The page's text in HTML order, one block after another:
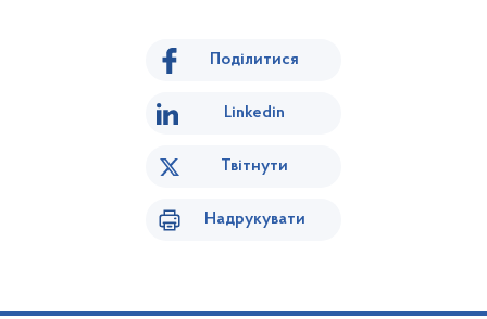
Поділитися
Linkedin
Твітнути
Надрукувати